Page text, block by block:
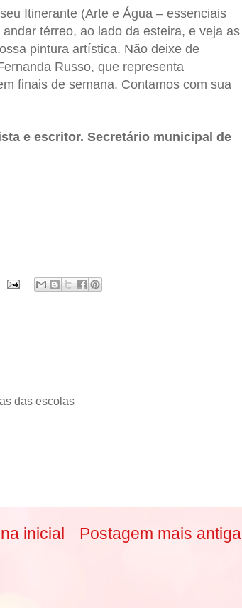
Itinerante (Arte e Água – essenciais
térreo, ao lado da esteira, e veja as
pintura artística. Não deixe de
Russo, que representa
finais de semana. Contamos com sua
e escritor. Secretário municipal de
das escolas
Postagem mais antiga
inicial